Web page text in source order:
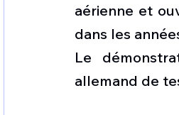
aérienne et
dans les
Le
allemand de